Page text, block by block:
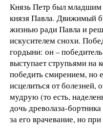
Князь Петр был
князя Павла. Движимый
жизнью ради Павла и
искусителем снохи.
гордыни: он –
выступает струпьями
победить смирением, но
исцелиться от болезней,
мудрую (то есть,
дочь древолаза-
за его врачевание, но